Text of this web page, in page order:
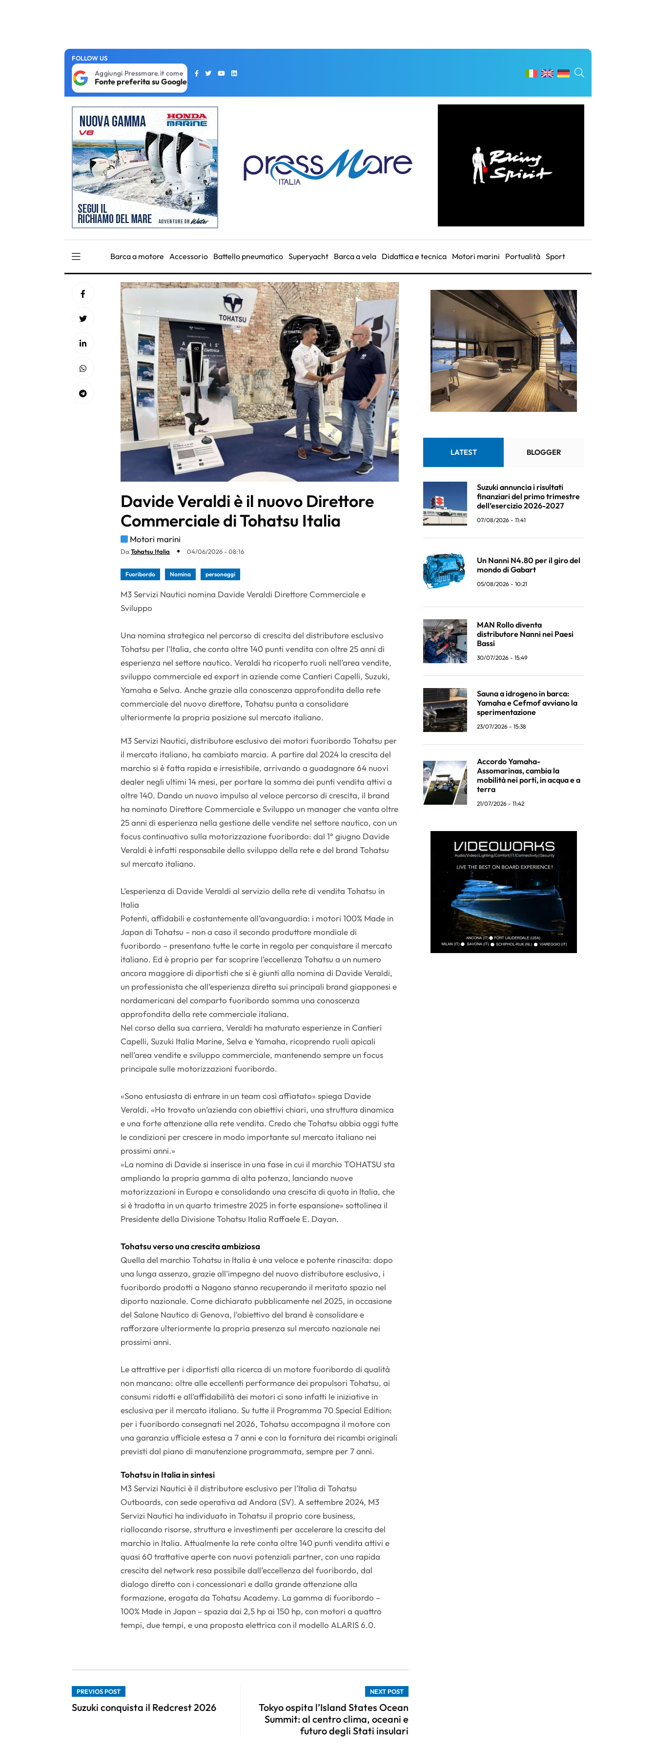
FOLLOW US
Aggiungi Pressmare.it come
Fonte preferita su Google
Barca a motore Accessorio Battello pneumatico Superyacht Barca a vela Didattica e tecnica Motori marini Portualità Sport
Davide Veraldi è il nuovo Direttore
Commerciale di Tohatsu Italia
Motori marini
Da Tohatsu Italia 04/06/2026 - 08:16
Fuoribordo Nomina personaggi
M3 Servizi Nautici nomina Davide Veraldi Direttore Commerciale e
Sviluppo
Una nomina strategica nel percorso di crescita del distributore esclusivo
Tohatsu per l’Italia, che conta oltre 140 punti vendita con oltre 25 anni di
esperienza nel settore nautico. Veraldi ha ricoperto ruoli nell’area vendite,
sviluppo commerciale ed export in aziende come Cantieri Capelli, Suzuki,
Yamaha e Selva. Anche grazie alla conoscenza approfondita della rete
commerciale del nuovo direttore, Tohatsu punta a consolidare
ulteriormente la propria posizione sul mercato italiano.
M3 Servizi Nautici, distributore esclusivo dei motori fuoribordo Tohatsu per
il mercato italiano, ha cambiato marcia. A partire dal 2024 la crescita del
marchio si è fatta rapida e irresistibile, arrivando a guadagnare 64 nuovi
dealer negli ultimi 14 mesi, per portare la somma dei punti vendita attivi a
oltre 140. Dando un nuovo impulso al veloce percorso di crescita, il brand
ha nominato Direttore Commerciale e Sviluppo un manager che vanta oltre
25 anni di esperienza nella gestione delle vendite nel settore nautico, con un
focus continuativo sulla motorizzazione fuoribordo: dal 1° giugno Davide
Veraldi è infatti responsabile dello sviluppo della rete e del brand Tohatsu
sul mercato italiano.
L’esperienza di Davide Veraldi al servizio della rete di vendita Tohatsu in
Italia
Potenti, affidabili e costantemente all’avanguardia: i motori 100% Made in
Japan di Tohatsu – non a caso il secondo produttore mondiale di
fuoribordo – presentano tutte le carte in regola per conquistare il mercato
italiano. Ed è proprio per far scoprire l’eccellenza Tohatsu a un numero
ancora maggiore di diportisti che si è giunti alla nomina di Davide Veraldi,
un professionista che all’esperienza diretta sui principali brand giapponesi e
nordamericani del comparto fuoribordo somma una conoscenza
approfondita della rete commerciale italiana.
Nel corso della sua carriera, Veraldi ha maturato esperienze in Cantieri
Capelli, Suzuki Italia Marine, Selva e Yamaha, ricoprendo ruoli apicali
nell’area vendite e sviluppo commerciale, mantenendo sempre un focus
principale sulle motorizzazioni fuoribordo.
«Sono entusiasta di entrare in un team così affiatato» spiega Davide
Veraldi. «Ho trovato un’azienda con obiettivi chiari, una struttura dinamica
e una forte attenzione alla rete vendita. Credo che Tohatsu abbia oggi tutte
le condizioni per crescere in modo importante sul mercato italiano nei
prossimi anni.»
«La nomina di Davide si inserisce in una fase in cui il marchio TOHATSU sta
ampliando la propria gamma di alta potenza, lanciando nuove
motorizzazioni in Europa e consolidando una crescita di quota in Italia, che
si è tradotta in un quarto trimestre 2025 in forte espansione» sottolinea il
Presidente della Divisione Tohatsu Italia Raffaele E. Dayan.
Tohatsu verso una crescita ambiziosa
Quella del marchio Tohatsu in Italia è una veloce e potente rinascita: dopo
una lunga assenza, grazie all'impegno del nuovo distributore esclusivo, i
fuoribordo prodotti a Nagano stanno recuperando il meritato spazio nel
diporto nazionale. Come dichiarato pubblicamente nel 2025, in occasione
del Salone Nautico di Genova, l'obiettivo del brand è consolidare e
rafforzare ulteriormente la propria presenza sul mercato nazionale nei
prossimi anni.
Le attrattive per i diportisti alla ricerca di un motore fuoribordo di qualità
non mancano: oltre alle eccellenti performance dei propulsori Tohatsu, ai
consumi ridotti e all’affidabilità dei motori ci sono infatti le iniziative in
esclusiva per il mercato italiano. Su tutte il Programma 70 Special Edition:
per i fuoribordo consegnati nel 2026, Tohatsu accompagna il motore con
una garanzia ufficiale estesa a 7 anni e con la fornitura dei ricambi originali
previsti dal piano di manutenzione programmata, sempre per 7 anni.
Tohatsu in Italia in sintesi
M3 Servizi Nautici è il distributore esclusivo per l’Italia di Tohatsu
Outboards, con sede operativa ad Andora (SV). A settembre 2024, M3
Servizi Nautici ha individuato in Tohatsu il proprio core business,
riallocando risorse, struttura e investimenti per accelerare la crescita del
marchio in Italia. Attualmente la rete conta oltre 140 punti vendita attivi e
quasi 60 trattative aperte con nuovi potenziali partner, con una rapida
crescita del network resa possibile dall’eccellenza del fuoribordo, dal
dialogo diretto con i concessionari e dalla grande attenzione alla
formazione, erogata da Tohatsu Academy. La gamma di fuoribordo –
100% Made in Japan – spazia dai 2,5 hp ai 150 hp, con motori a quattro
tempi, due tempi, e una proposta elettrica con il modello ALARIS 6.0.
PREVIOS POST
Suzuki conquista il Redcrest 2026
NEXT POST
Tokyo ospita l’Island States Ocean
Summit: al centro clima, oceani e
futuro degli Stati insulari
LATEST BLOGGER
Suzuki annuncia i risultati
finanziari del primo trimestre
dell’esercizio 2026-2027
07/08/2026 - 11:41
Un Nanni N4.80 per il giro del
mondo di Gabart
05/08/2026 - 10:21
MAN Rollo diventa
distributore Nanni nei Paesi
Bassi
30/07/2026 - 15:49
Sauna a idrogeno in barca:
Yamaha e Cefmof avviano la
sperimentazione
23/07/2026 - 15:38
Accordo Yamaha-
Assomarinas, cambia la
mobilità nei porti, in acqua e a
terra
21/07/2026 - 11:42